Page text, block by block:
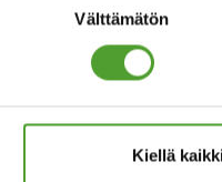
Välttämätön
Kiellä
Esimerkki tuote-